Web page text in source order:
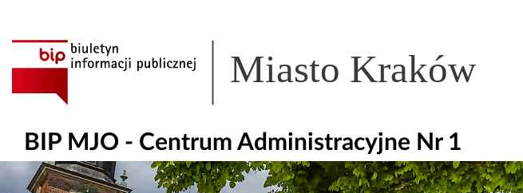
Miasto Kraków
BIP MJO - Centrum Administracyjne Nr 1